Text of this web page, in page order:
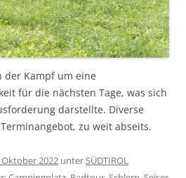
der Kampf um eine
für die nächsten Tage, was sich
darstellte. Diverse
zu weit abseits.
Oktober 2022 unterSÜDTIROL